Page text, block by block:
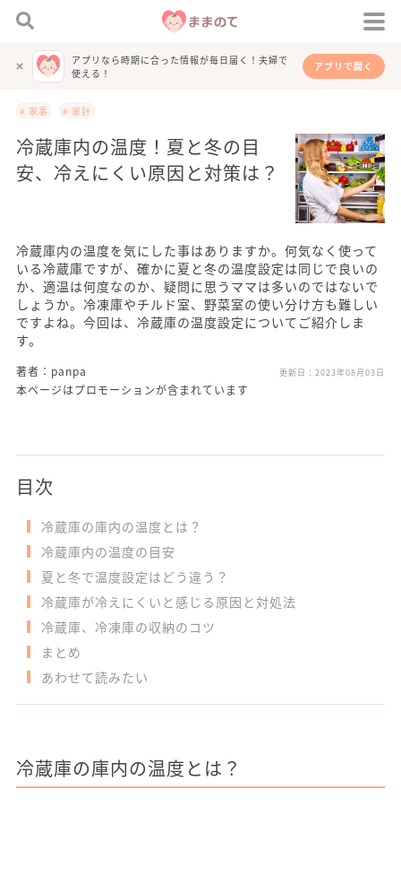
アプリなら時期に合った情報が毎日届く！夫婦で
使える！
アプリで開く
# 家事 # 家計
冷蔵庫内の温度！夏と冬の目
安、冷えにくい原因と対策は？
冷蔵庫内の温度を気にした事はありますか。何気なく使って
いる冷蔵庫ですが、確かに夏と冬の温度設定は同じで良いの
か、適温は何度なのか、疑問に思うママは多いのではないで
しょうか。冷凍庫やチルド室、野菜室の使い分け方も難しい
ですよね。今回は、冷蔵庫の温度設定についてご紹介しま
す。
著者：panpa 更新日： 2023年08月03日
本ページはプロモーションが含まれています
目次
冷蔵庫の庫内の温度とは？
冷蔵庫内の温度の目安
夏と冬で温度設定はどう違う？
冷蔵庫が冷えにくいと感じる原因と対処法
冷蔵庫、冷凍庫の収納のコツ
まとめ
あわせて読みたい
冷蔵庫の庫内の温度とは？